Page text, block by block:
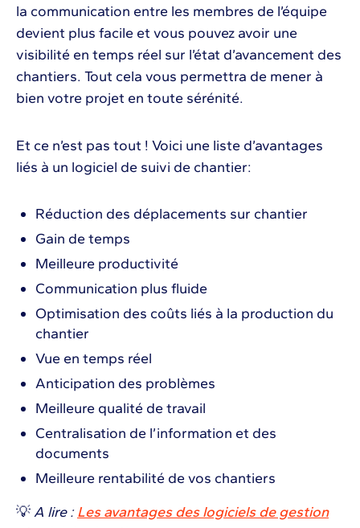
la communication entre les membres de l’équipe
devient plus facile et vous pouvez avoir une
visibilité en temps réel sur l’état d’avancement des
chantiers. Tout cela vous permettra de mener à
bien votre projet en toute sérénité.
Et ce n’est pas tout ! Voici une liste d’avantages
liés à un logiciel de suivi de chantier:
Réduction des déplacements sur chantier
Gain de temps
Meilleure productivité
Communication plus fluide
Optimisation des coûts liés à la production du
chantier
Vue en temps réel
Anticipation des problèmes
Meilleure qualité de travail
Centralisation de l’information et des
documents
Meilleure rentabilité de vos chantiers
💡A lire :Les avantages des logiciels de gestion